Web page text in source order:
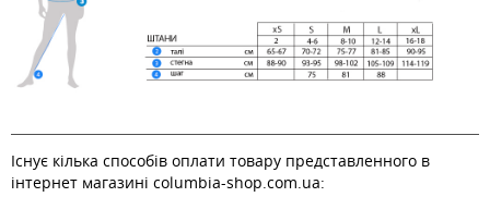
Існує кілька способів оплати товару представленного в
інтернет магазині columbia-shop.com.ua: